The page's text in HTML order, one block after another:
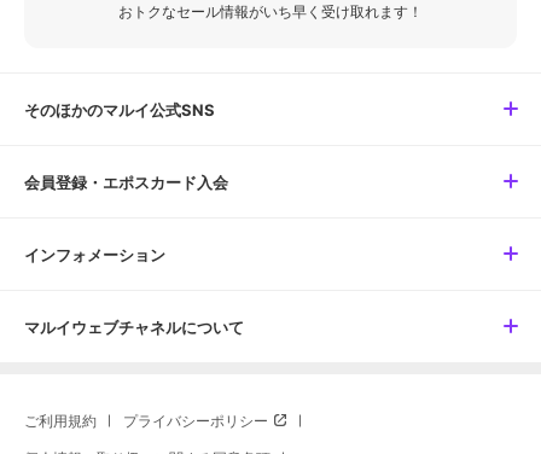
おトクなセール情報がいち早く受け取れます！
そのほかのマルイ公式SNS
会員登録・エポスカード入会
インフォメーション
マルイウェブチャネルについて
ご利用規約 プライバシーポリシー